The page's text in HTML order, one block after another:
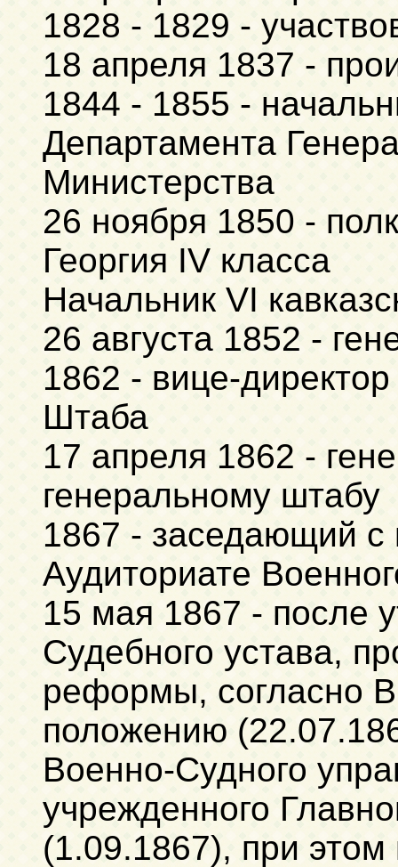
1828 - 1829 -
18 апреля 1837 -
1844 - 1855 -
Департамента
Министерства
26 ноября 1850 -
Георгия IV класса
Начальник VI
26 августа 1852 -
1862 - вице-
Штаба
17 апреля 1862 -
генеральному штабу
1867 - заседающий с
Аудиториате
15 мая 1867 - после
Судебного устава,
реформы, согласно
положению
Военно-Судного
учрежденного
(1.09.1867), при